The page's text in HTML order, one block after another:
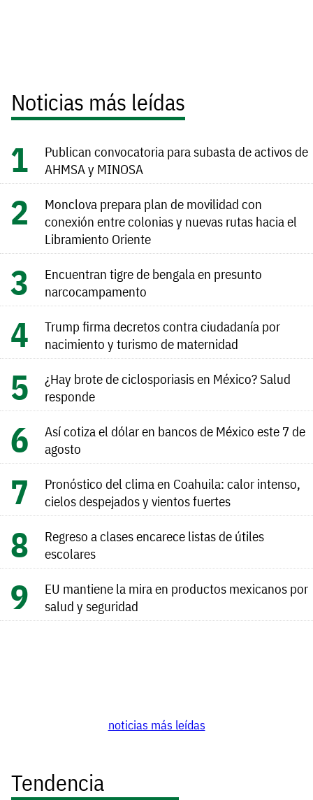
Noticias más leídas
Publican convocatoria para subasta de activos de
AHMSA y MINOSA
Monclova prepara plan de movilidad con
conexión entre colonias y nuevas rutas hacia el
Libramiento Oriente
Encuentran tigre de bengala en presunto
narcocampamento
Trump firma decretos contra ciudadanía por
nacimiento y turismo de maternidad
¿Hay brote de ciclosporiasis en México? Salud
responde
Así cotiza el dólar en bancos de México este 7 de
agosto
Pronóstico del clima en Coahuila: calor intenso,
cielos despejados y vientos fuertes
Regreso a clases encarece listas de útiles
escolares
EU mantiene la mira en productos mexicanos por
salud y seguridad
noticias más leídas
Tendencia